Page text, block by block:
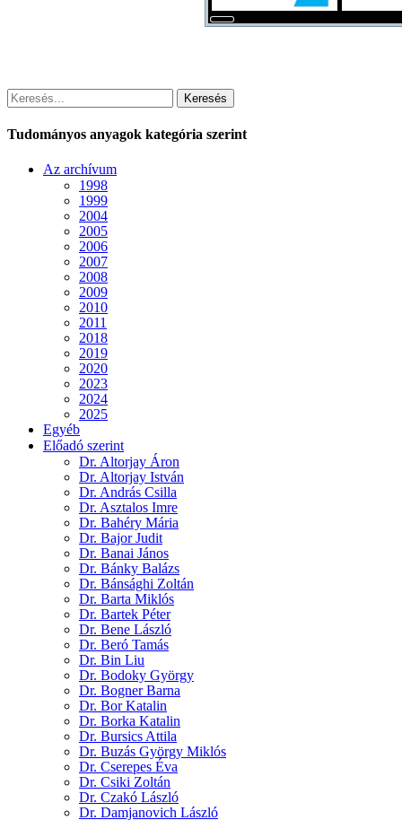
Keresés
Tudományos anyagok kategória szerint
Az archívum
1998
1999
2004
2005
2006
2007
2008
2009
2010
2011
2018
2019
2020
2023
2024
2025
Egyéb
Előadó szerint
Dr. Altorjay Áron
Dr. Altorjay István
Dr. András Csilla
Dr. Asztalos Imre
Dr. Bahéry Mária
Dr. Bajor Judit
Dr. Banai János
Dr. Bánky Balázs
Dr. Bánsághi Zoltán
Dr. Barta Miklós
Dr. Bartek Péter
Dr. Bene László
Dr. Beró Tamás
Dr. Bin Liu
Dr. Bodoky György
Dr. Bogner Barna
Dr. Bor Katalin
Dr. Borka Katalin
Dr. Bursics Attila
Dr. Buzás György Miklós
Dr. Cserepes Éva
Dr. Csiki Zoltán
Dr. Czakó László
Dr. Damjanovich László